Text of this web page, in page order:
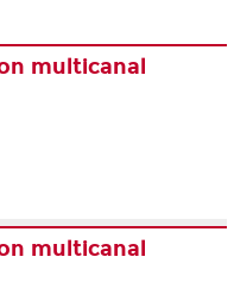
multicanal
multicanal